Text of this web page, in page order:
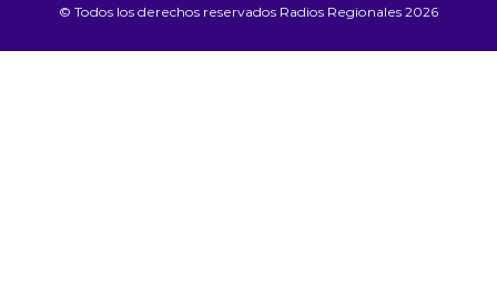
© Todos los derechos reservados Radios Regionales 2026